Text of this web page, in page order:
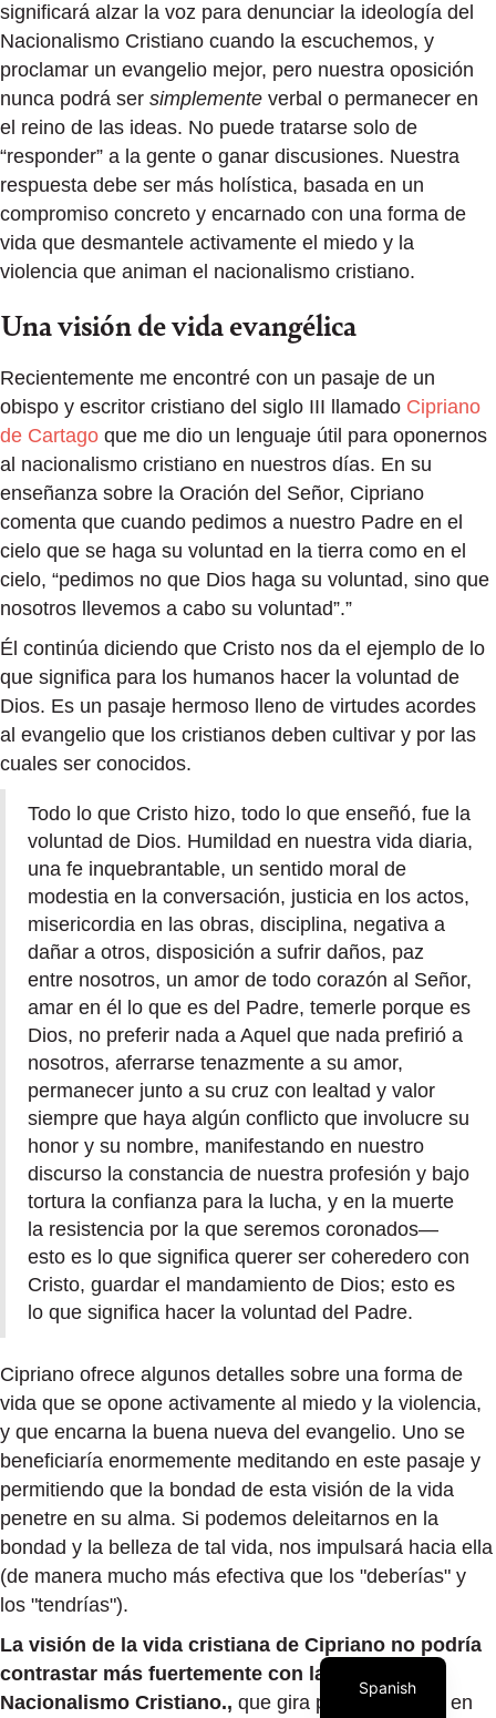
significará alzar la voz para denunciar la ideología del
Nacionalismo Cristiano cuando la escuchemos, y
proclamar un evangelio mejor, pero nuestra oposición
nunca podrá ser simplemente verbal o permanecer en
el reino de las ideas. No puede tratarse solo de
“responder” a la gente o ganar discusiones. Nuestra
respuesta debe ser más holística, basada en un
compromiso concreto y encarnado con una forma de
vida que desmantele activamente el miedo y la
violencia que animan el nacionalismo cristiano.
Una visión de vida evangélica
Recientemente me encontré con un pasaje de un
obispo y escritor cristiano del siglo III llamado Cipriano
de Cartago que me dio un lenguaje útil para oponernos
al nacionalismo cristiano en nuestros días. En su
enseñanza sobre la Oración del Señor, Cipriano
comenta que cuando pedimos a nuestro Padre en el
cielo que se haga su voluntad en la tierra como en el
cielo, “pedimos no que Dios haga su voluntad, sino que
nosotros llevemos a cabo su voluntad”.”
Él continúa diciendo que Cristo nos da el ejemplo de lo
que significa para los humanos hacer la voluntad de
Dios. Es un pasaje hermoso lleno de virtudes acordes
al evangelio que los cristianos deben cultivar y por las
cuales ser conocidos.
Todo lo que Cristo hizo, todo lo que enseñó, fue la
voluntad de Dios. Humildad en nuestra vida diaria,
una fe inquebrantable, un sentido moral de
modestia en la conversación, justicia en los actos,
misericordia en las obras, disciplina, negativa a
dañar a otros, disposición a sufrir daños, paz
entre nosotros, un amor de todo corazón al Señor,
amar en él lo que es del Padre, temerle porque es
Dios, no preferir nada a Aquel que nada prefirió a
nosotros, aferrarse tenazmente a su amor,
permanecer junto a su cruz con lealtad y valor
siempre que haya algún conflicto que involucre su
honor y su nombre, manifestando en nuestro
discurso la constancia de nuestra profesión y bajo
tortura la confianza para la lucha, y en la muerte
la resistencia por la que seremos coronados—
esto es lo que significa querer ser coheredero con
Cristo, guardar el mandamiento de Dios; esto es
lo que significa hacer la voluntad del Padre.
Cipriano ofrece algunos detalles sobre una forma de
vida que se opone activamente al miedo y la violencia,
y que encarna la buena nueva del evangelio. Uno se
beneficiaría enormemente meditando en este pasaje y
permitiendo que la bondad de esta visión de la vida
penetre en su alma. Si podemos deleitarnos en la
bondad y la belleza de tal vida, nos impulsará hacia ella
(de manera mucho más efectiva que los "deberías" y
los "tendrías").
La visión de la vida cristiana de Cipriano no podría
contrastar más fuertemente con la visión del
Nacionalismo Cristiano., que gira principalmente en
Spanish